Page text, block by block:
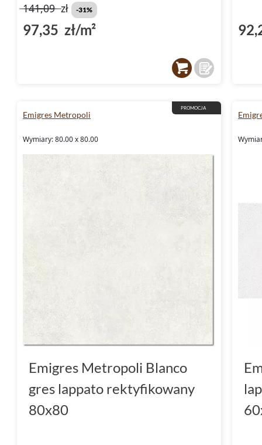
141,09zł -31%
97,35 zł/m²
PROMOCJA
Emigres Metropoli
Wymiary: 80.00 x 80.00
Emigres Metropoli Blanco
gres lappato rektyfikowany
80x80